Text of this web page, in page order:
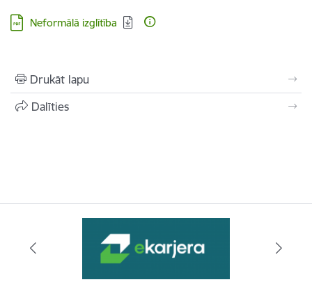
Lejupielādēt:
Neformālā izglītība
Drukāt lapu
Dalīties